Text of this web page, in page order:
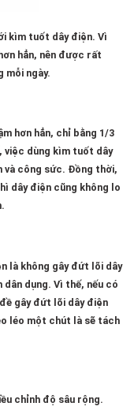
kìm tuốt dây điện. Vì
hẳn, nên được rất
mỗi ngày.
hơn hẳn, chỉ bằng 1/3
việc dùng kìm tuốt dây
và công sức. Đồng thời,
dây điện cũng không lo
là không gây đứt lõi dây
dụng. Vì thế, nếu có
gây đứt lõi dây điện
léo một chút là sẽ tách
chỉnh độ sâu rộng.